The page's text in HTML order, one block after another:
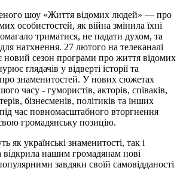
шоу «Життя відомих людей» — про
особистостей, як війна змінила їхні
триматися, не падати духом, та
натхнення. 27 лютого на телеканалі
новий сезон програми про життя відомих
глядачів у відверті історії та
знаменитостей. У нових сюжетах
часу - гумористів, акторів, співаків,
бізнесменів, політиків та інших
час повномасштабного вторгнення
громадянську позицію.
як українські знаменитості, так і
відкрила нашим громадянам нові
завдяки своїй самовідданості